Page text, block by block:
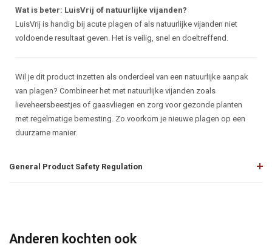
Wat is beter: LuisVrij of natuurlijke vijanden?
LuisVrij is handig bij acute plagen of als natuurlijke vijanden niet
voldoende resultaat geven. Het is veilig, snel en doeltreffend.
Wil je dit product inzetten als onderdeel van een natuurlijke aanpak
van plagen? Combineer het met natuurlijke vijanden zoals
lieveheersbeestjes of gaasvliegen en zorg voor gezonde planten
met regelmatige bemesting. Zo voorkom je nieuwe plagen op een
duurzame manier.
General Product Safety Regulation
Anderen kochten ook